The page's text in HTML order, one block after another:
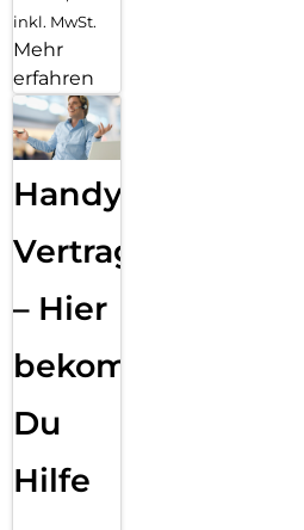
inkl. MwSt.
Mehr
erfahren
Handy
– Hier
bekommst
Du
Hilfe